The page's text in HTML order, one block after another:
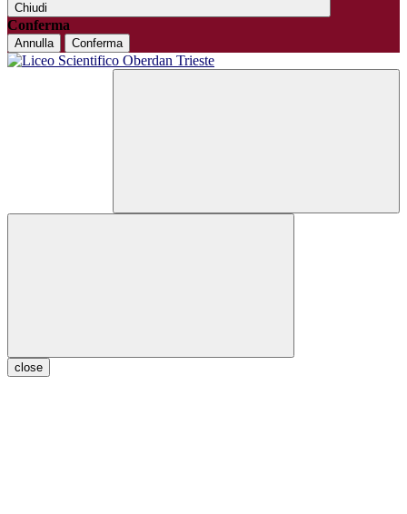
Chiudi
Conferma
Annulla Conferma
close